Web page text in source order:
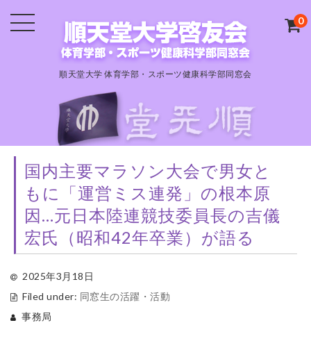
順天堂大学 体育学部・スポーツ健康科学部同窓会
0
国内主要マラソン大会で男女と
もに「運営ミス連発」の根本原
因…元日本陸連競技委員長の吉儀
宏氏（昭和42年卒業）が語る
2025年3月18日
Filed under: 同窓生の活躍・活動
事務局